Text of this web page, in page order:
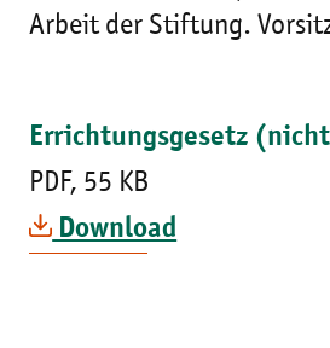
Arbeit der Stiftung.
Errichtungsgesetz
PDF, 55 KB
Download